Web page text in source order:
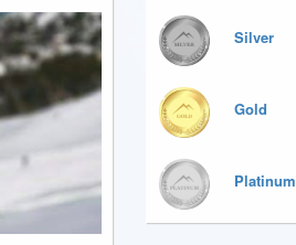
Silver
Gold
Platinum